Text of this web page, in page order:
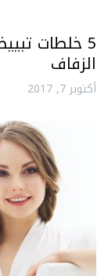
5 خلطات
الزفاف
أكتوبر 7, 2017